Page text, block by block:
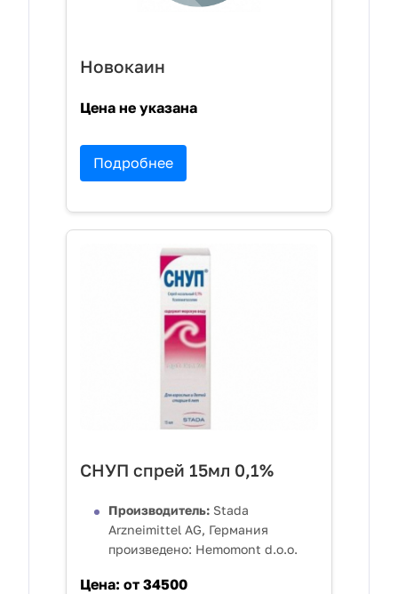
Новокаин
Цена не указана
Подробнее
СНУП спрей 15мл 0,1%
Производитель: Stada
Arzneimittel AG, Германия
произведено: Hemomont d.o.o.
Цена: от 34500